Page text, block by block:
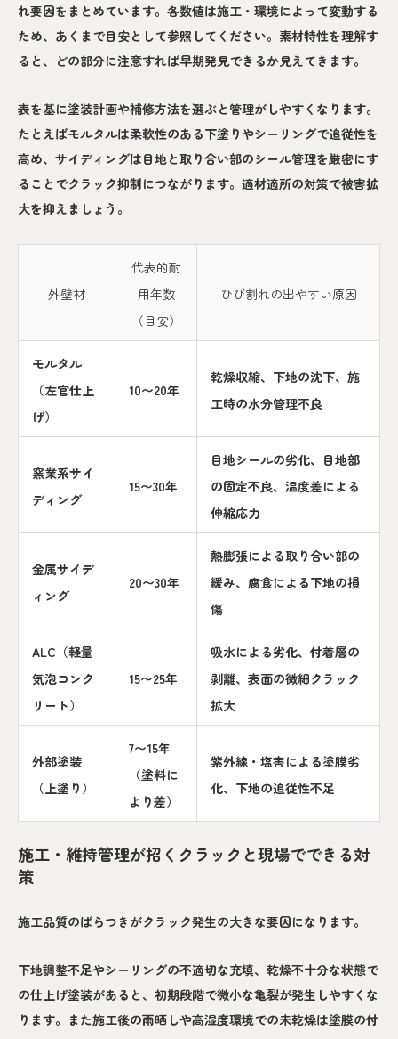
れ要因をまとめています。各数値は施工・環境によって変動する
ため、あくまで目安として参照してください。素材特性を理解す
ると、どの部分に注意すれば早期発見できるか見えてきます。
表を基に塗装計画や補修方法を選ぶと管理がしやすくなります。
たとえばモルタルは柔軟性のある下塗りやシーリングで追従性を
高め、サイディングは目地と取り合い部のシール管理を厳密にす
ることでクラック抑制につながります。適材適所の対策で被害拡
大を抑えましょう。
外壁材
代表的耐
用年数
（目安）
ひび割れの出やすい原因
モルタル
（左官仕上
げ）
10〜20年
乾燥収縮、下地の沈下、施
工時の水分管理不良
窯業系サイ
ディング
15〜30年
目地シールの劣化、目地部
の固定不良、温度差による
伸縮応力
金属サイデ
ィング
20〜30年
熱膨張による取り合い部の
緩み、腐食による下地の損
傷
ALC（軽量
気泡コンク
リート）
15〜25年
吸水による劣化、付着層の
剥離、表面の微細クラック
拡大
外部塗装
（上塗り）
7〜15年
（塗料に
より差）
紫外線・塩害による塗膜劣
化、下地の追従性不足
施工・維持管理が招くクラックと現場でできる対
策
施工品質のばらつきがクラック発生の大きな要因になります。
下地調整不足やシーリングの不適切な充填、乾燥不十分な状態で
の仕上げ塗装があると、初期段階で微小な亀裂が発生しやすくな
ります。また施工後の雨晒しや高湿度環境での未乾燥は塗膜の付